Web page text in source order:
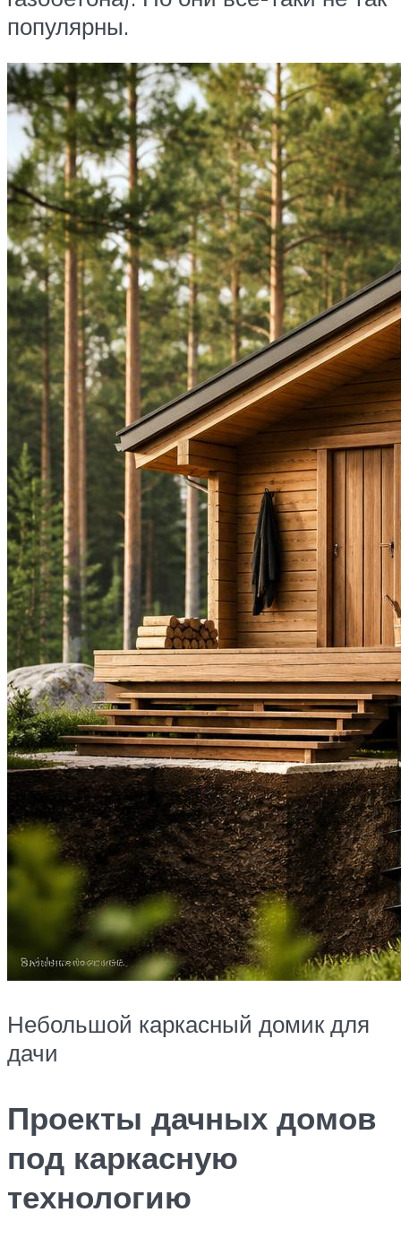
популярны.
Небольшой каркасный домик для
дачи
Проекты дачных домов
под каркасную
технологию